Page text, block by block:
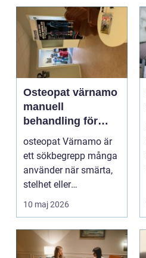
Osteopat värnamo
manuell
behandling för
minskad smärta
och Ökad rörlighet
osteopat Värnamo är
ett sökbegrepp många
använder när smärta,
stelhet eller
återkommande värk
börjar...
10 maj 2026